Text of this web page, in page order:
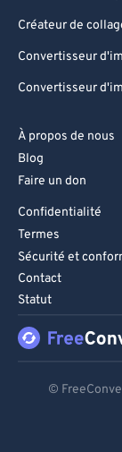
Créateur de
Convertisseur
Convertisseur
À propos de nous
Blog
Faire un don
Confidentialité
Termes
Sécurité et
Contact
Statut
©